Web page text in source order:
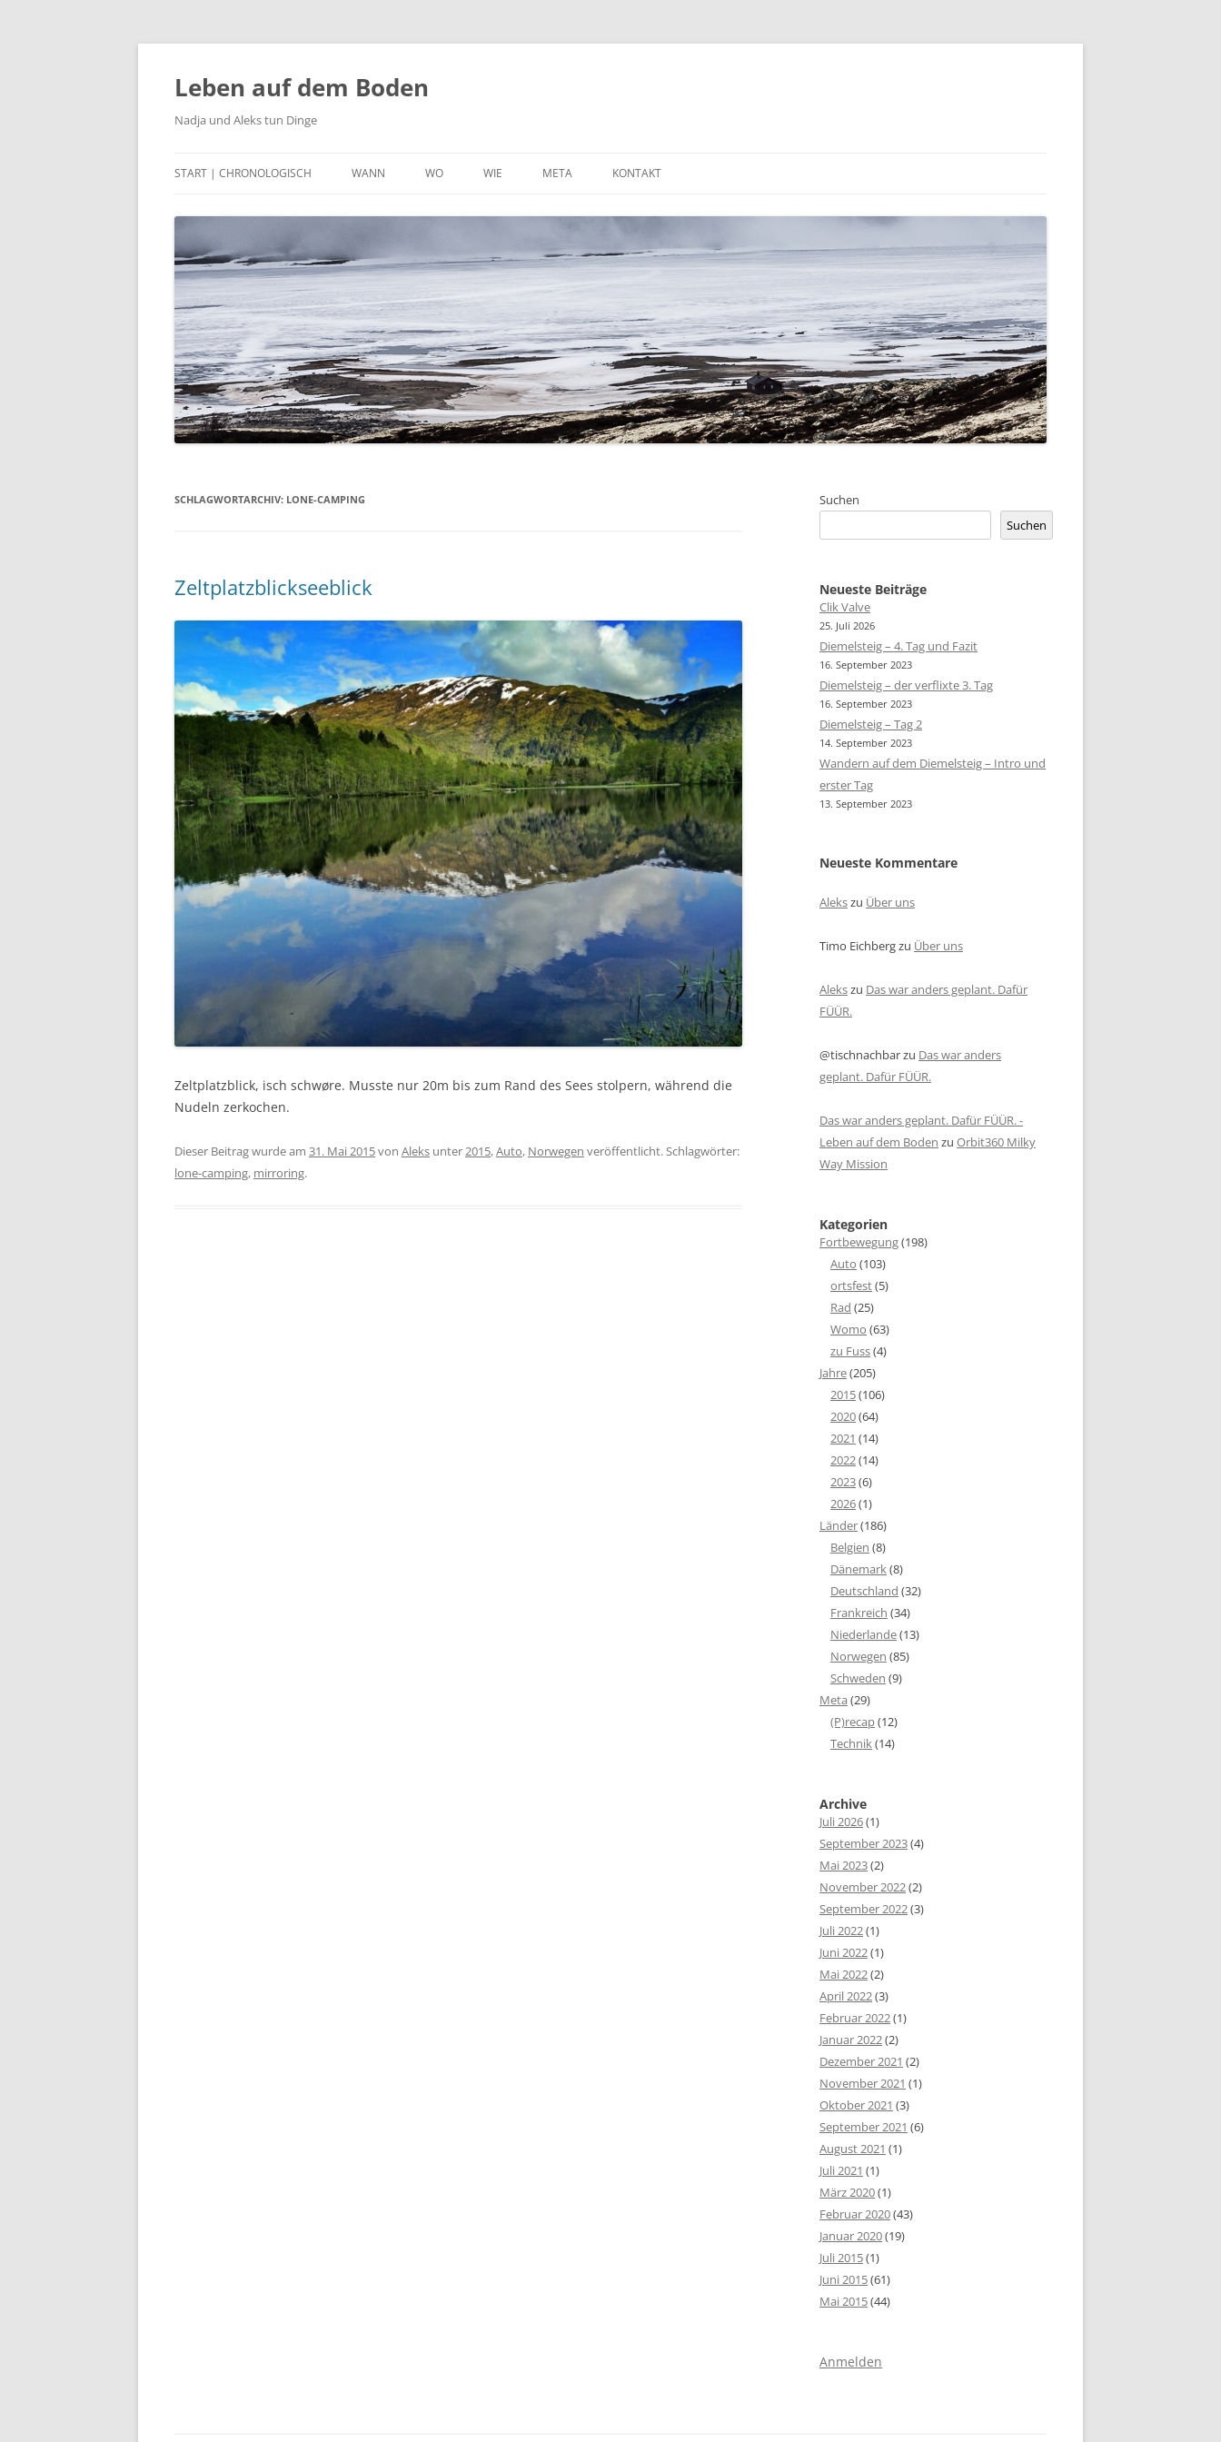
Zum
springen
Leben auf dem Boden
Nadja und Aleks tun Dinge
START | CHRONOLOGISCH WANN
2020
2015
WO
FRANKREICH
NIEDERLANDE
NORWEGEN
SCHWEDEN
WIE
WOMO
AUTO
META
(P)RECAP
TECHNIK
ÜBER UNS
KONTAKT
DATENSCHUTZERKLÄRUNG
SCHLAGWORTARCHIV: LONE-CAMPING
Zeltplatzblickseeblick
Zeltplatzblick, isch schwøre. Musste nur 20m bis zum Rand des Sees stolpern, während die
Nudeln zerkochen.
Dieser Beitrag wurde am 31. Mai 2015von Aleks unter2015,Auto, Norwegen veröffentlicht. Schlagwörter:
lone-camping, mirroring.
Suchen
Suchen
Neueste Beiträge
Clik Valve
25. Juli 2026
Diemelsteig – 4. Tag und Fazit
16. September 2023
Diemelsteig – der verflixte 3. Tag
16. September 2023
Diemelsteig – Tag 2
14. September 2023
Wandern auf dem Diemelsteig – Intro und
erster Tag
13. September 2023
Neueste Kommentare
Alekszu Über uns
Timo Eichbergzu Über uns
Alekszu Das war anders geplant. Dafür
FÜÜR.
@tischnachbarzu Das war anders
geplant. Dafür FÜÜR.
Das war anders geplant. Dafür FÜÜR. -
Leben auf dem Boden zu Orbit360 Milky
Way Mission
Kategorien
Fortbewegung(198)
Auto (103)
ortsfest(5)
Rad (25)
Womo (63)
zu Fuss(4)
Jahre(205)
2015(106)
2020(64)
2021 (14)
2022(14)
2023(6)
2026(1)
Länder(186)
Belgien (8)
Dänemark(8)
Deutschland (32)
Frankreich (34)
Niederlande(13)
Norwegen (85)
Schweden (9)
Meta (29)
(P)recap(12)
Technik(14)
Archive
Juli 2026(1)
September 2023(4)
Mai 2023(2)
November 2022(2)
September 2022(3)
Juli 2022(1)
Juni 2022(1)
Mai 2022(2)
April 2022(3)
Februar 2022(1)
Januar 2022(2)
Dezember 2021 (2)
November 2021 (1)
Oktober 2021 (3)
September 2021 (6)
August 2021 (1)
Juli 2021 (1)
März 2020(1)
Februar 2020(43)
Januar 2020(19)
Juli 2015(1)
Juni 2015(61)
Mai 2015(44)
Anmelden